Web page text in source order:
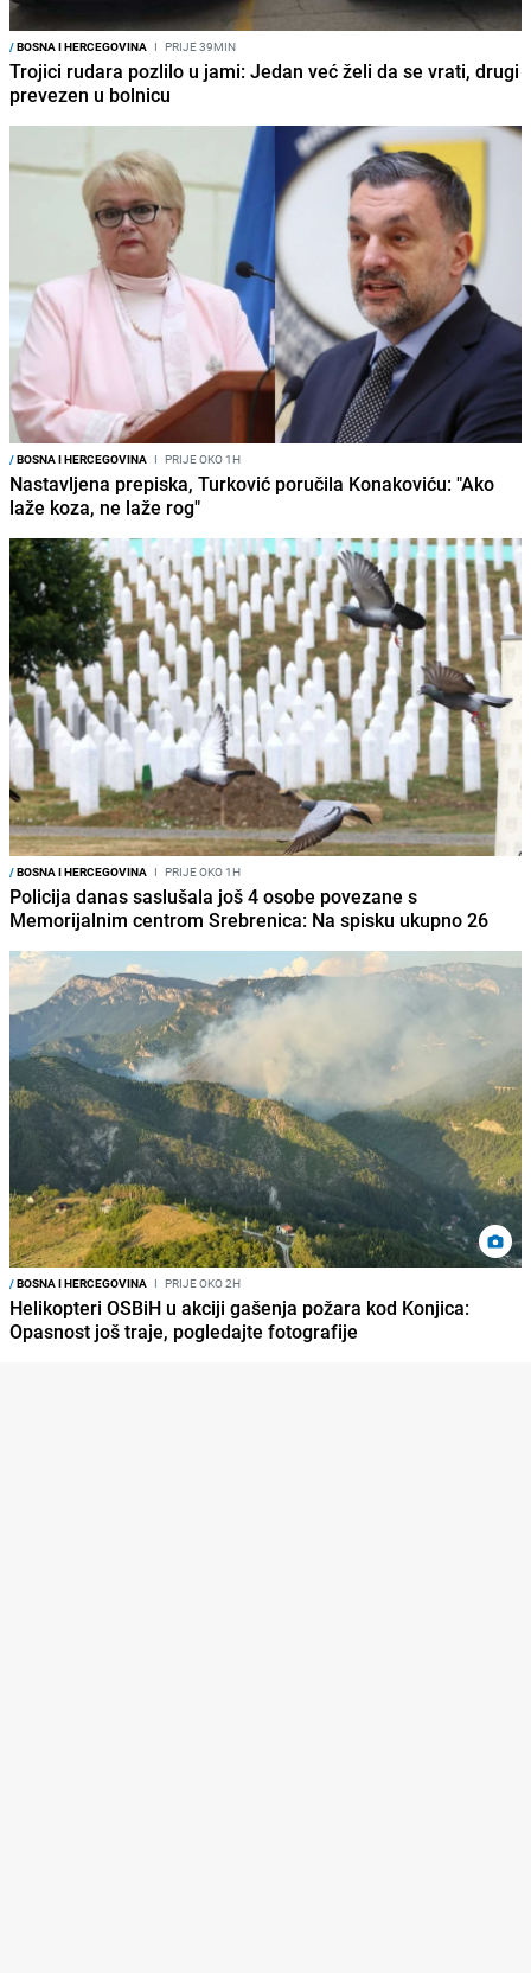
/BOSNA I HERCEGOVINA I PRIJE 39MIN
Trojici rudara pozlilo u jami: Jedan već želi da se vrati, drugi
prevezen u bolnicu
/BOSNA I HERCEGOVINA I PRIJE OKO 1H
Nastavljena prepiska, Turković poručila Konakoviću: "Ako
laže koza, ne laže rog"
/BOSNA I HERCEGOVINA I PRIJE OKO 1H
Policija danas saslušala još 4 osobe povezane s
Memorijalnim centrom Srebrenica: Na spisku ukupno 26
/BOSNA I HERCEGOVINA I PRIJE OKO 2H
Helikopteri OSBiH u akciji gašenja požara kod Konjica:
Opasnost još traje, pogledajte fotografije